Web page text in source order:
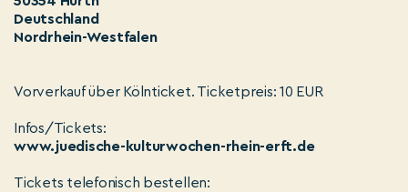
Deutschland
Nordrhein-Westfalen
Vorverkauf über Kölnticket. Ticketpreis: 10 EUR
Infos/Tickets:
www.juedische-kulturwochen-rhein-erft.de
Tickets telefonisch bestellen: